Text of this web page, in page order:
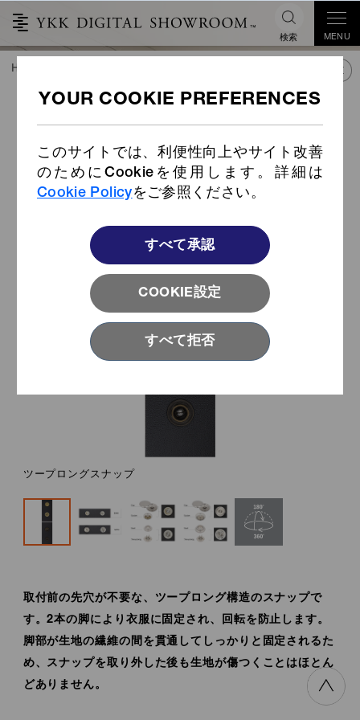
このサイトでは、利便性向上やサイト改善
のためにCookieを使用します。詳細は
Cookie Policyをご参照ください。
COOKIE設定
すべて承認
すべて拒否
検索 MENU
ツープロングスナップ
ツープロングスナップ
取付前の先穴が不要な、ツープロング構造のスナップで
す。2本の脚により衣服に固定され、回転を防止します。
脚部が生地の繊維の間を貫通してしっかりと固定されるた
め、スナップを取り外した後も生地が傷つくことはほとん
どありません。
HOME